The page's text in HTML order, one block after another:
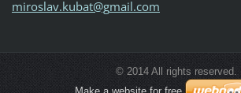
miroslav.kubat@gmail.com
© 2014 All rights reserved.